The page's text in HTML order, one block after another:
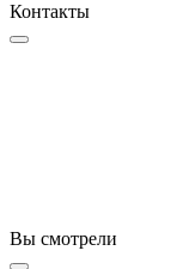
Контакты
Вы смотрели